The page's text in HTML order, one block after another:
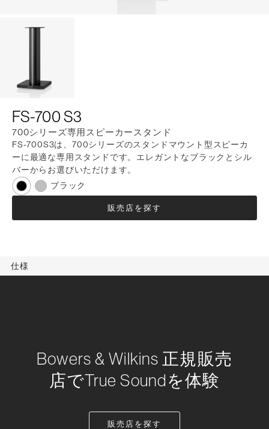
FS-700 S3
700シリーズ専用スピーカースタンド
FS-700S3は、700シリーズのスタンドマウント型スピーカ
ーに最適な専用スタンドです。エレガントなブラックとシル
バーからお選びいただけます。
ブラック
販売店を探す
仕様
Bowers & Wilkins 正規販売
店でTrue Soundを体験
販売店を探す